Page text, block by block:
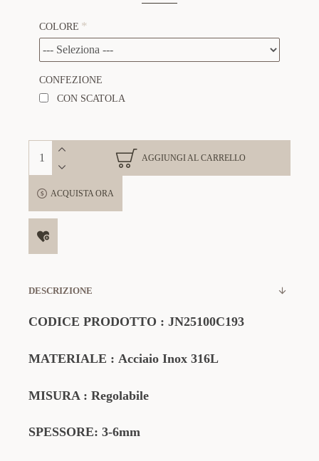
COLORE
CONFEZIONE
CON SCATOLA
AGGIUNGI AL CARRELLO
ACQUISTA ORA
DESCRIZIONE
CODICE PRODOTTO : JN25100C193
MATERIALE : Acciaio Inox 316L
MISURA : Regolabile
SPESSORE: 3-6mm